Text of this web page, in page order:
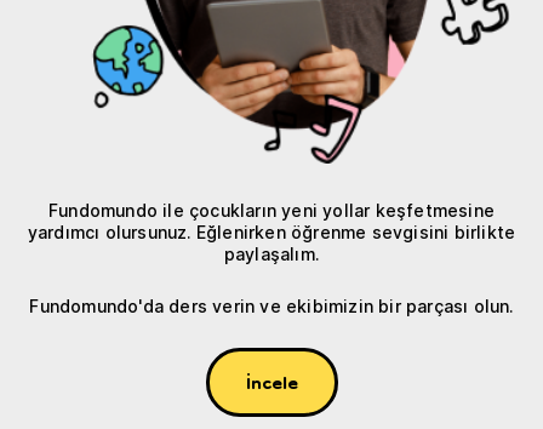
Fundomundo ile çocukların yeni yollar keşfetmesine
yardımcı olursunuz. Eğlenirken öğrenme sevgisini birlikte
paylaşalım.
Fundomundo'da ders verin ve ekibimizin bir parçası olun.
İncele